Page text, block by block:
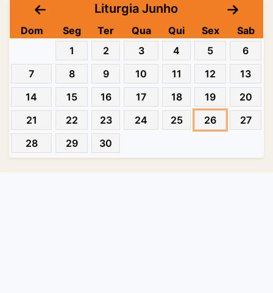
Liturgia Junho
Dom Seg Ter Qua Qui Sex
Sab
1
2 3 4 5
6
7
8 9 10 11 12
13
14
15 16 17 18 19
20
21
22 23 24 25 26
27
28
29 30